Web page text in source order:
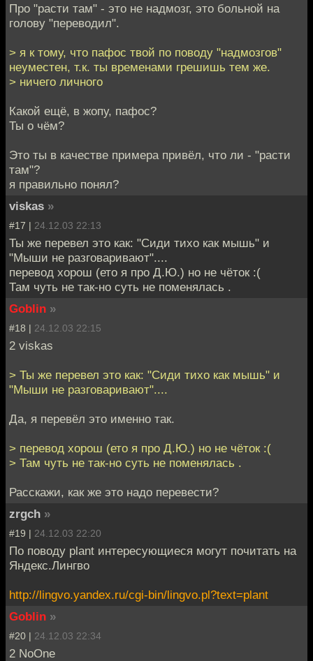
Про "расти там" - это не надмозг, это больной на
голову "переводил".
> я к тому, что пафос твой по поводу "надмозгов"
неуместен, т.к. ты временами грешишь тем же.
> ничего личного
Какой ещё, в жопу, пафос?
Ты о чём?
Это ты в качестве примера привёл, что ли - "расти
там"?
я правильно понял?
viskas »
#17 | 24.12.03 22:13
Ты же перевел это как: "Сиди тихо как мышь" и
"Мыши не разговаривают"....
перевод хорош (ето я про Д.Ю.) но не чёток :(
Там чуть не так-но суть не поменялась .
Goblin »
#18 | 24.12.03 22:15
2 viskas
> Ты же перевел это как: "Сиди тихо как мышь" и
"Мыши не разговаривают"....
Да, я перевёл это именно так.
> перевод хорош (ето я про Д.Ю.) но не чёток :(
> Там чуть не так-но суть не поменялась .
Расскажи, как же это надо перевести?
zrgch »
#19 | 24.12.03 22:20
По поводу plant интересующиеся могут почитать на
Яндекс.Лингво
http://lingvo.yandex.ru/cgi-bin/lingvo.pl?text=plant
Goblin »
#20 | 24.12.03 22:34
2 NoOne